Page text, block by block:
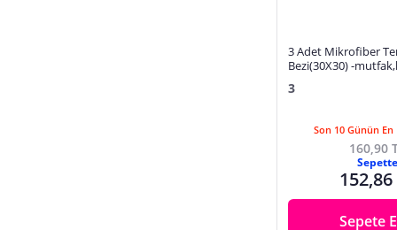
3 Adet Mikrofiber
Bezi(30X30) -
3
Son 10 Günün En
160,90
Sepette
152,86
Sepete